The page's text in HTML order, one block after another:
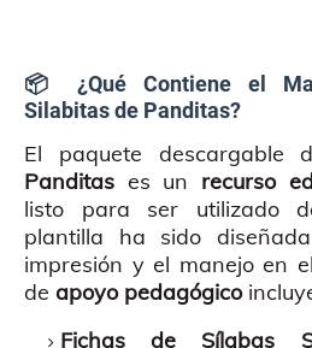
📦 ¿Qué Contiene el
Silabitas de Panditas?
El paquete descargable
Panditas es un recurso
listo para ser utilizado
plantilla ha sido
impresión y el manejo en el
de apoyo pedagógico
Fichas de Sílabas